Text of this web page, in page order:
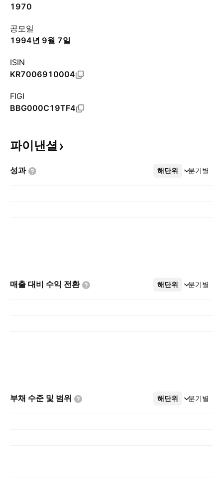
1970
공모일
1994년 9월 7일
ISIN
KR7006910004
FIGI
BBG000C19TF4
파이낸셜
성과 해단위 분기별
더보기
매출 대비 수익 전환 해단위 분기별
더보기
부채 수준 및 범위 해단위 분기별
더보기